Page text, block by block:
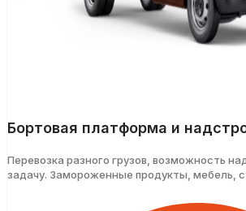
Бортовая платформа и
Перевозка разного грузов, возможность
задачу. Замороженные продукты, мебель,